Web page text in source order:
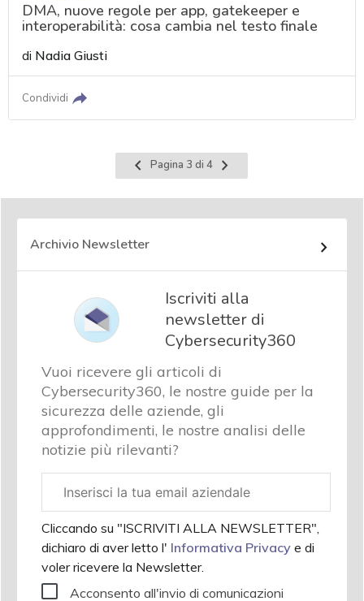
DMA, nuove regole per app, gatekeeper e
interoperabilità: cosa cambia nel testo finale
di Nadia Giusti
Condividi
Pagina
precedente
Pagina 3 di 4
Pagina
successiva
Archivio Newsletter
Iscriviti alla
newsletter di
Cybersecurity360
Vuoi ricevere gli articoli di
Cybersecurity360, le nostre guide per la
sicurezza delle aziende, gli
approfondimenti, le nostre analisi delle
notizie più rilevanti?
aziendale
Cliccando su "ISCRIVITI ALLA NEWSLETTER",
dichiaro di aver letto l' Informativa Privacy e di
voler ricevere la Newsletter.
Acconsento all'invio di comunicazioni